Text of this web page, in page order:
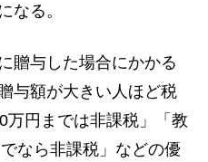
なる。
贈与した場合にかかる
与額が大きい人ほど税
万円までは非課税」「教
なら非課税」などの優